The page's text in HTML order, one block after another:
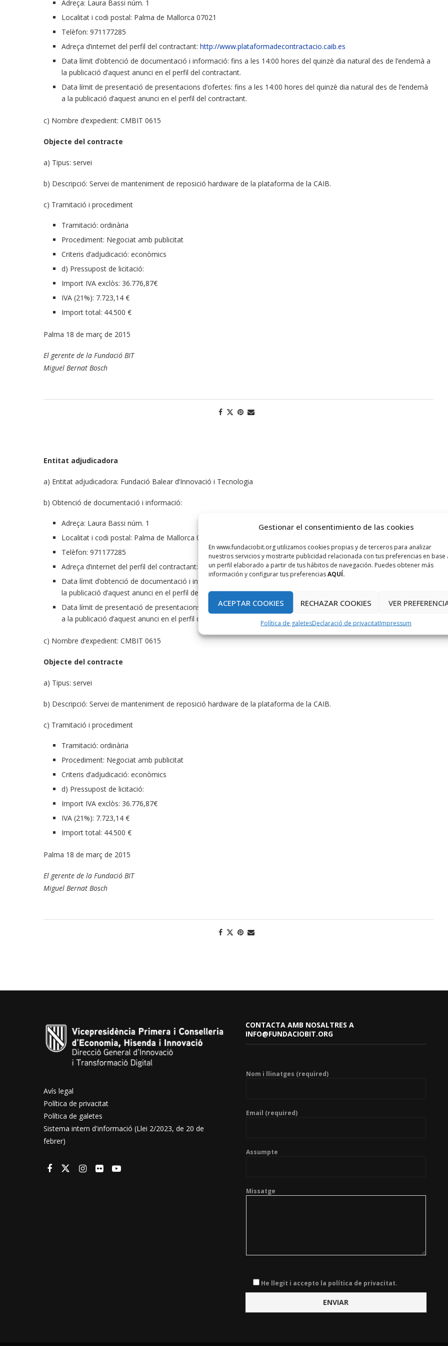
Gestionar el consentimiento de las cookies
En www.fundaciobit.org utilizamos cookies propias y de terceros para analizar
nuestros servicios y mostrarte publicidad relacionada con tus preferencias en base
un perfil elaborado a partir de tus hábitos de navegación. Puedes obtener más
información y configurar tus preferenciasAQUÍ.
ACEPTAR COOKIES RECHAZAR COOKIES VER
Política de galetesDeclaració de privacitatImpressum
Adreça: Laura Bassi núm. 1
Localitat i codi postal: Palma de Mallorca 07021
Telèfon: 971177285
Adreça d’internet del perfil del contractant: http://www.plataformadecontractacio.caib.es
Data límit d’obtenció de documentació i informació: fins a les 14:00 hores del quinzè dia natural des de l’endemà a
la publicació d’aquest anunci en el perfil del contractant.
Data límit de presentació de presentacions d’ofertes: fins a les 14:00 hores del quinzè dia natural des de l’endemà
a la publicació d’aquest anunci en el perfil del contractant.
c) Nombre d’expedient: CMBIT 0615
Objecte del contracte
a) Tipus: servei
b) Descripció: Servei de manteniment de reposició hardware de la plataforma de la CAIB.
c) Tramitació i procediment
Tramitació: ordinària
Procediment: Negociat amb publicitat
Criteris d’adjudicació: econòmics
d) Pressupost de licitació:
Import IVA exclòs: 36.776,87€
IVA (21%): 7.723,14 €
Import total: 44.500 €
Palma 18 de març de 2015
El gerente de la Fundació BIT
Miguel Bernat Bosch
Entitat adjudicadora
a) Entitat adjudicadora: Fundació Balear d’Innovació i Tecnologia
b) Obtenció de documentació i informació:
Adreça: Laura Bassi núm. 1
Localitat i codi postal: Palma de Mallorca 07021
Telèfon: 971177285
Adreça d’internet del perfil del contractant:
http://www.plataformadecontractacio.caib.es
Data límit d’obtenció de documentació i informació: fins a les 14:00 hores del quinzè dia natural des de l’endemà a
la publicació d’aquest anunci en el perfil del contractant.
Data límit de presentació de presentacions d’ofertes: fins a les 14:00 hores del quinzè dia natural des de l’endemà
a la publicació d’aquest anunci en el perfil del contractant.
c) Nombre d’expedient: CMBIT 0615
Objecte del contracte
a) Tipus: servei
b) Descripció: Servei de manteniment de reposició hardware de la plataforma de la CAIB.
c) Tramitació i procediment
Tramitació: ordinària
Procediment: Negociat amb publicitat
Criteris d’adjudicació: econòmics
d) Pressupost de licitació:
Import IVA exclòs: 36.776,87€
IVA (21%): 7.723,14 €
Import total: 44.500 €
Palma 18 de març de 2015
El gerente de la Fundació BIT
Miguel Bernat Bosch
Avís legal
Política de privacitat
Política de galetes
Sistema intern d'informació (Llei 2/2023, de 20 de
febrer)
CONTACTA AMB NOSALTRES A
INFO@FUNDACIOBIT.ORG
Nom i llinatges (required)
Email (required)
Assumpte
Missatge
He llegit i accepto la política de privacitat.